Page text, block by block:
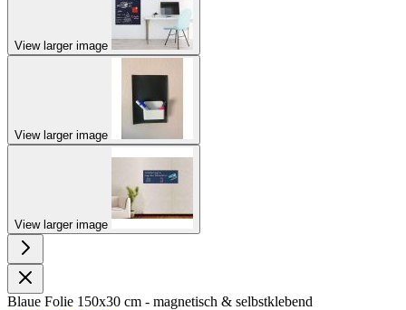
View larger image
View larger image
View larger image
Blaue Folie 150x30 cm - magnetisch & selbstklebend